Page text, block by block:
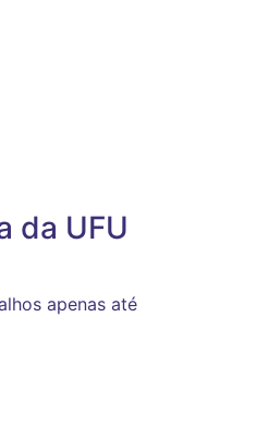
da UFU
apenas até